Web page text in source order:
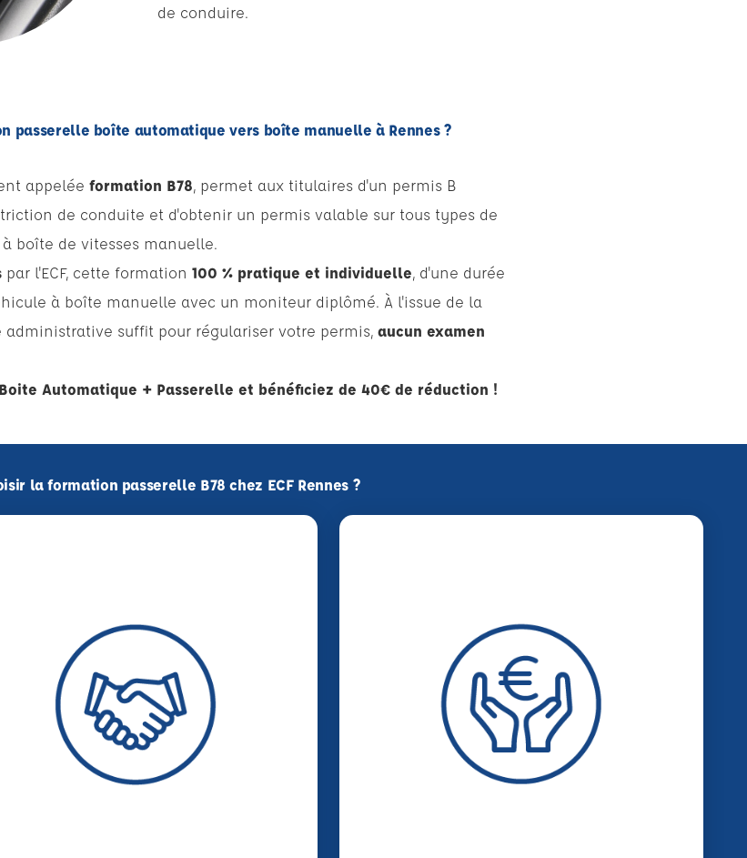
de conduire.
passerelle boîte automatique vers boîte manuelle à Rennes ?
appelée formation B78, permet aux titulaires d'un permis B
de conduite et d'obtenir un permis valable sur tous types de
boîte de vitesses manuelle.
par l'ECF, cette formation 100 % pratique et individuelle, d'une durée
à boîte manuelle avec un moniteur diplômé. À l'issue de la
suffit pour régulariser votre permis, aucun examen
Automatique + Passerelle et bénéficiez de 40€ de réduction !
la formation passerelle B78 chez ECF Rennes ?